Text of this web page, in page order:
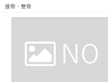
接骨・整骨